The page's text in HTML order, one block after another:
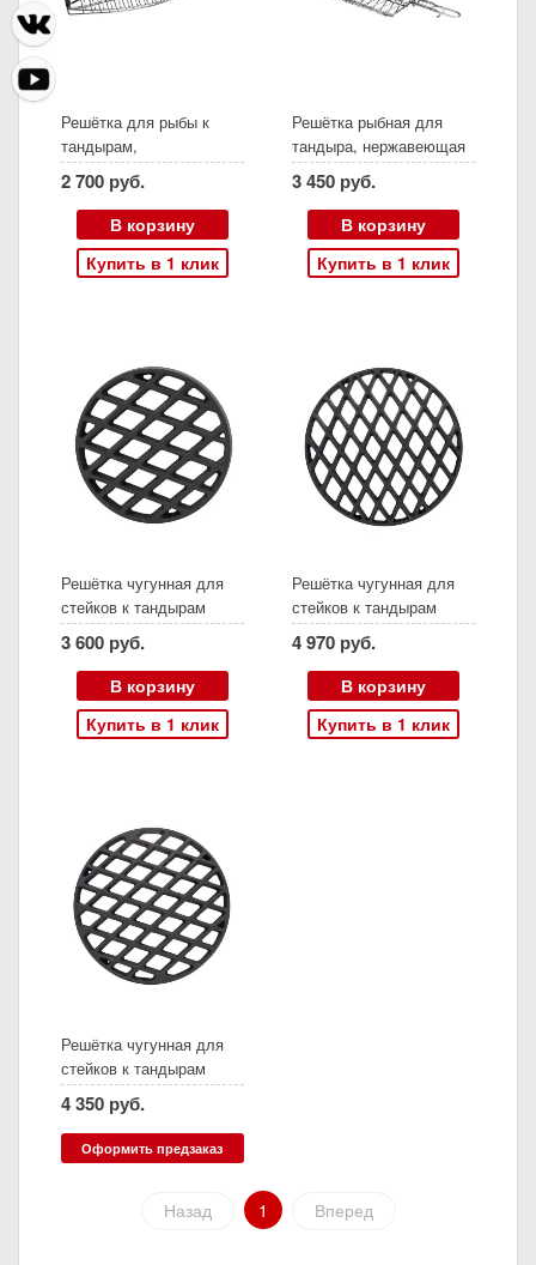
Решётка для рыбы к
тандырам,
нержавеющая сталь
2 700 руб.
В корзину
Купить в 1 клик
Решётка рыбная для
тандыра, нержавеющая
сталь (500х230 мм)
3 450 руб.
В корзину
Купить в 1 клик
Решётка чугунная для
стейков к тандырам
Сармат Кочевник,
Большой, Есаул (Д21
см)
3 600 руб.
В корзину
Купить в 1 клик
Решётка чугунная для
стейков к тандырам
Сармат Восточный и
Викинг (Д33,5 см)
4 970 руб.
В корзину
Купить в 1 клик
Решётка чугунная для
стейков к тандырам
Сармат Скиф, Атаман,
Аладдин (Д27,5 см)
4 350 руб.
Оформить предзаказ
Назад 1 Вперед